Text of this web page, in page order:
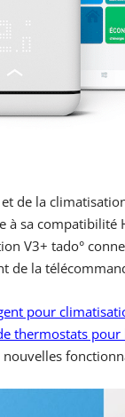
de la
sa compatibilité
V3+ tado°
de la
pour
thermostats pour